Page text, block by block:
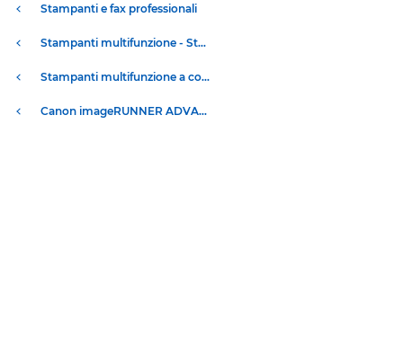
Stampanti e fax professionali
Stampanti multifunzione - Stampanti all in one
Stampanti multifunzione a colori
Canon imageRUNNER ADVANCE DX serie C3800